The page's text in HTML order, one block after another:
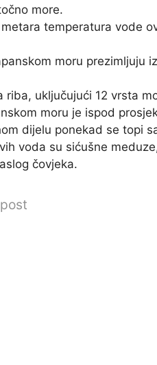
more.
temperatura vode
moru prezimljuju
uključujući 12 vrsta
moru je ispod
dijelu ponekad se topi
voda su sićušne
čovjeka.